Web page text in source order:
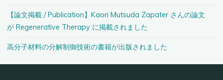
【論文掲載 / Publication】Kaori Mutsuda Zapater さんの論文
が Regenerative Therapy に掲載されました
高分子材料の分解制御技術の書籍が出版されました